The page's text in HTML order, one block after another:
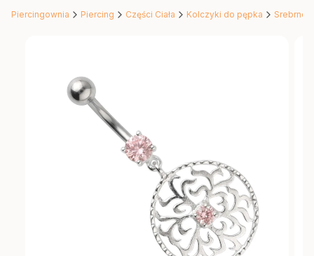
Piercingownia Piercing Części Ciała Kolczyki do pępka Srebrne